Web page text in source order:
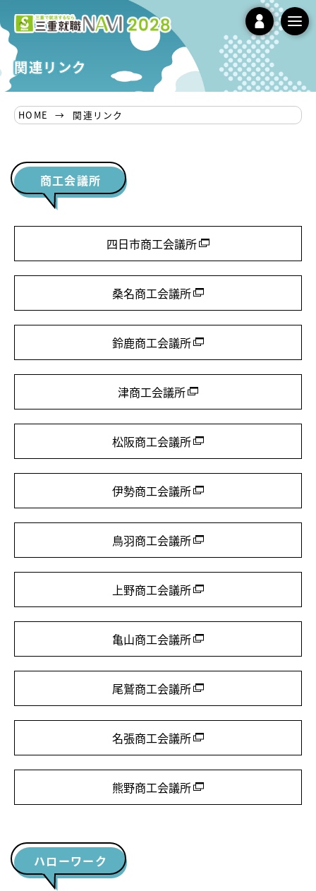
t
g
e
関連リンク
HOME 関連リンク
商工会議所
四日市商工会議所
桑名商工会議所
鈴鹿商工会議所
津商工会議所
松阪商工会議所
伊勢商工会議所
鳥羽商工会議所
上野商工会議所
亀山商工会議所
尾鷲商工会議所
名張商工会議所
熊野商工会議所
ハローワーク